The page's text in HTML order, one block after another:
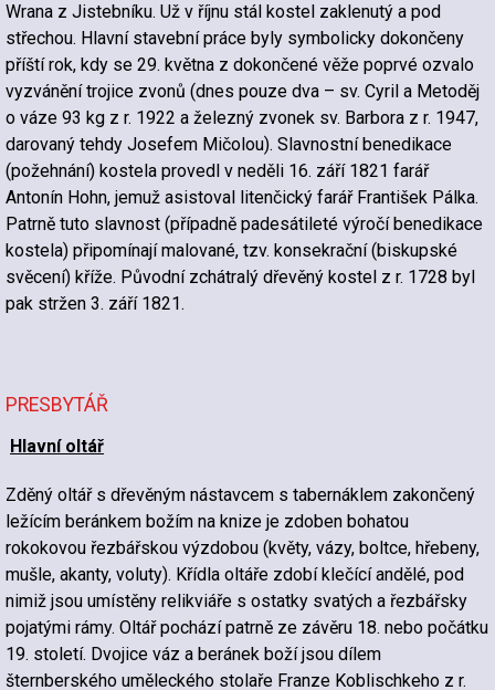
Wrana z Jistebníku. Už v říjnu stál kostel zaklenutý a pod
střechou. Hlavní stavební práce byly symbolicky dokončeny
příští rok, kdy se 29. května z dokončené věže poprvé ozvalo
vyzvánění trojice zvonů (dnes pouze dva – sv. Cyril a Metoděj
o váze 93 kg z r. 1922 a železný zvonek sv. Barbora z r. 1947,
darovaný tehdy Josefem Mičolou). Slavnostní benedikace
(požehnání) kostela provedl v neděli 16. září 1821 farář
Antonín Hohn, jemuž asistoval litenčický farář František Pálka.
Patrně tuto slavnost (případně padesátileté výročí benedikace
kostela) připomínají malované, tzv. konsekrační (biskupské
svěcení) kříže. Původní zchátralý dřevěný kostel z r. 1728 byl
pak stržen 3. září 1821.
PRESBYTÁŘ
Hlavní oltář
Zděný oltář s dřevěným nástavcem s tabernáklem zakončený
ležícím beránkem božím na knize je zdoben bohatou
rokokovou řezbářskou výzdobou (květy, vázy, boltce, hřebeny,
mušle, akanty, voluty). Křídla oltáře zdobí klečící andělé, pod
nimiž jsou umístěny relikviáře s ostatky svatých a řezbářsky
pojatými rámy. Oltář pochází patrně ze závěru 18. nebo počátku
19. století. Dvojice váz a beránek boží jsou dílem
šternberského uměleckého stolaře Franze Koblischkeho z r.